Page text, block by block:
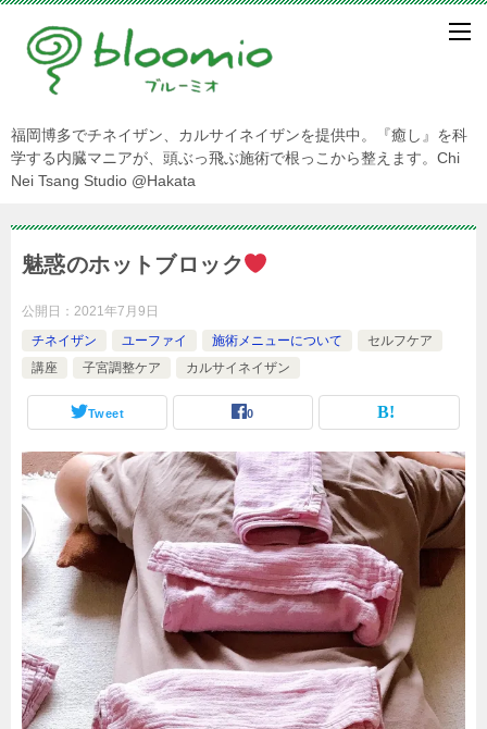
福岡博多でチネイザン、カルサイネイザンを提供中。『癒し』を科
学する内臓マニアが、頭ぶっ飛ぶ施術で根っこから整えます。Chi
Nei Tsang Studio @Hakata
魅惑のホットブロック
公開日： 2021年7月9日
チネイザン
ユーファイ 施術メニューについて
セルフケア
講座
子宮調整ケア カルサイネイザン
Tweet 0